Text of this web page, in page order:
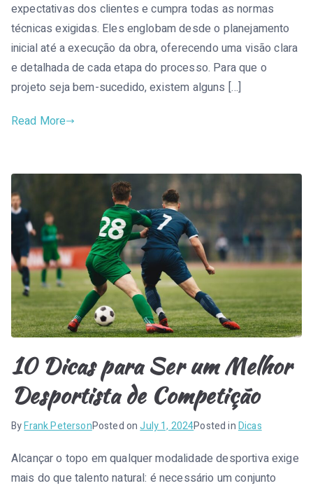
expectativas dos clientes e cumpra todas as normas
técnicas exigidas. Eles englobam desde o planejamento
inicial até a execução da obra, oferecendo uma visão clara
e detalhada de cada etapa do processo. Para que o
projeto seja bem-sucedido, existem alguns […]
Read More
10 Dicas para Ser um Melhor
Desportista de Competição
ByFrank PetersonPosted onJuly 1, 2024Posted inDicas
Alcançar o topo em qualquer modalidade desportiva exige
mais do que talento natural: é necessário um conjunto